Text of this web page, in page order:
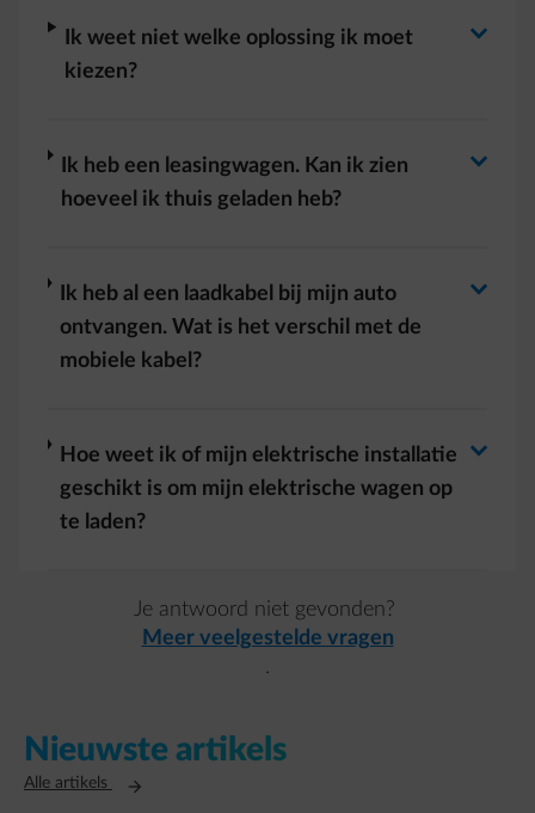
Ik weet niet welke oplossing ik moet
kiezen?
arrow-right
Ik heb een leasingwagen. Kan ik zien
hoeveel ik thuis geladen heb?
arrow-right
Ik heb al een laadkabel bij mijn auto
ontvangen. Wat is het verschil met de
mobiele kabel?
arrow-right
Hoe weet ik of mijn elektrische installatie
geschikt is om mijn elektrische wagen op
te laden?
arrow-right
Je antwoord niet gevonden?
Meer veelgestelde vragen
.
Nieuwste artikels
Alle artikels Opent in een nieuw tabblad